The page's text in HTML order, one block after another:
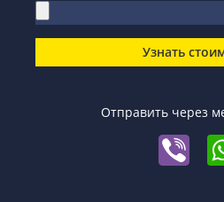
Узнать
Отправить через